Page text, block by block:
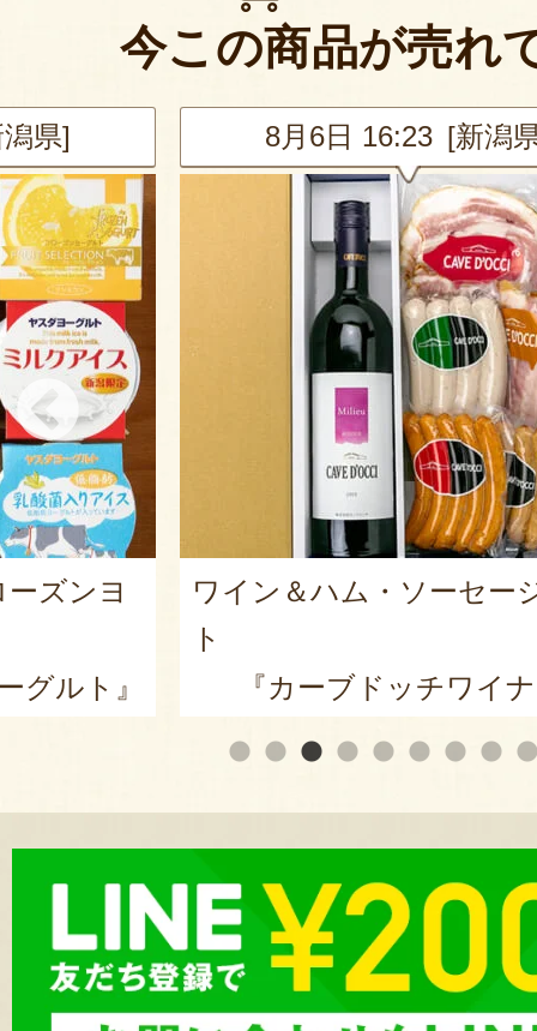
今この商品が売れ
県]
ズンヨ
グルト』
8月6日 16:23 [新潟
ワイン＆ハム・ソーセー
ト
『カーブドッチワイ